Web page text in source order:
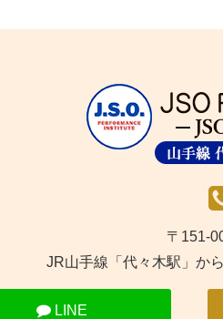
〒151-
JR山手線「代々木駅」か
LINE